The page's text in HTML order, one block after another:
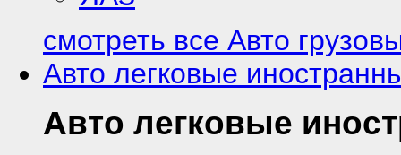
смотреть все Авто
Авто легковые
Авто легковые